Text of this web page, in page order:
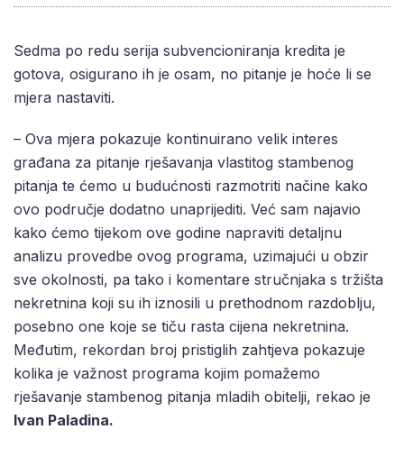
Sedma po redu serija subvencioniranja kredita je
gotova, osigurano ih je osam, no pitanje je hoće li se
mjera nastaviti.
– Ova mjera pokazuje kontinuirano velik interes
građana za pitanje rješavanja vlastitog stambenog
pitanja te ćemo u budućnosti razmotriti načine kako
ovo područje dodatno unaprijediti. Već sam najavio
kako ćemo tijekom ove godine napraviti detaljnu
analizu provedbe ovog programa, uzimajući u obzir
sve okolnosti, pa tako i komentare stručnjaka s tržišta
nekretnina koji su ih iznosili u prethodnom razdoblju,
posebno one koje se tiču rasta cijena nekretnina.
Međutim, rekordan broj pristiglih zahtjeva pokazuje
kolika je važnost programa kojim pomažemo
rješavanje stambenog pitanja mladih obitelji, rekao je
Ivan Paladina.